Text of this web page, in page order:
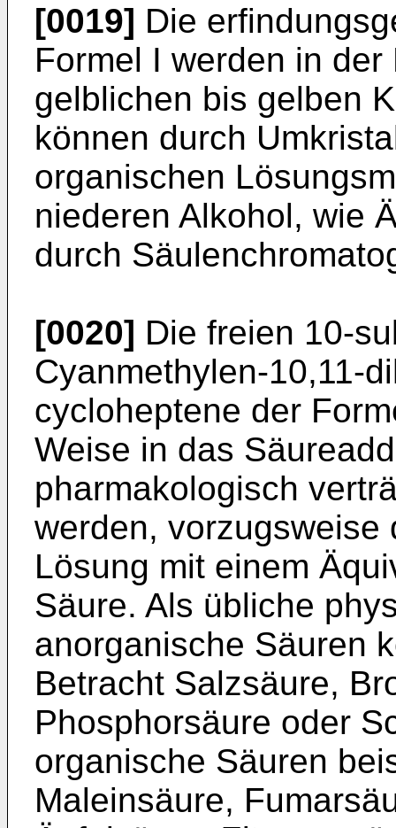
[0019] Die
Formel I werden in
gelblichen bis gelben
können durch
organischen
niederen Alkohol, wie
durch
[0020] Die freien 10-
Cyanmethylen-10,11-
cycloheptene der
Weise in das
pharmakologisch
werden, vorzugsweise
Lösung mit einem
Säure. Als übliche
anorganische Säuren
Betracht Salzsäure,
Phosphorsäure oder
organische Säuren
Maleinsäure,